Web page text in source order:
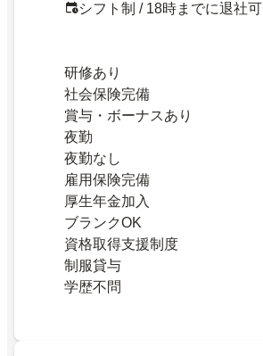
シフト制 / 18時までに退社可
研修あり
社会保険完備
賞与・ボーナスあり
夜勤
夜勤なし
雇用保険完備
厚生年金加入
ブランクOK
資格取得支援制度
制服貸与
学歴不問